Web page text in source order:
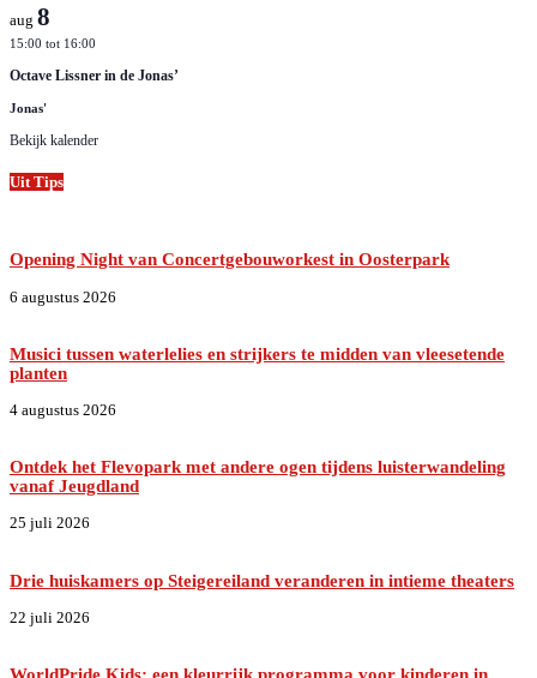
aug 8
15:00 tot 16:00
Octave Lissner in de Jonas’
Jonas'
Bekijk kalender
Uit Tips
Opening Night van Concertgebouworkest in Oosterpark
6 augustus 2026
Musici tussen waterlelies en strijkers te midden van vleesetende
planten
4 augustus 2026
Ontdek het Flevopark met andere ogen tijdens luisterwandeling
vanaf Jeugdland
25 juli 2026
Drie huiskamers op Steigereiland veranderen in intieme theaters
22 juli 2026
WorldPride Kids: een kleurrijk programma voor kinderen in